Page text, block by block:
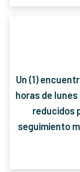
Un (1)
horas de
reducidos
seguimiento